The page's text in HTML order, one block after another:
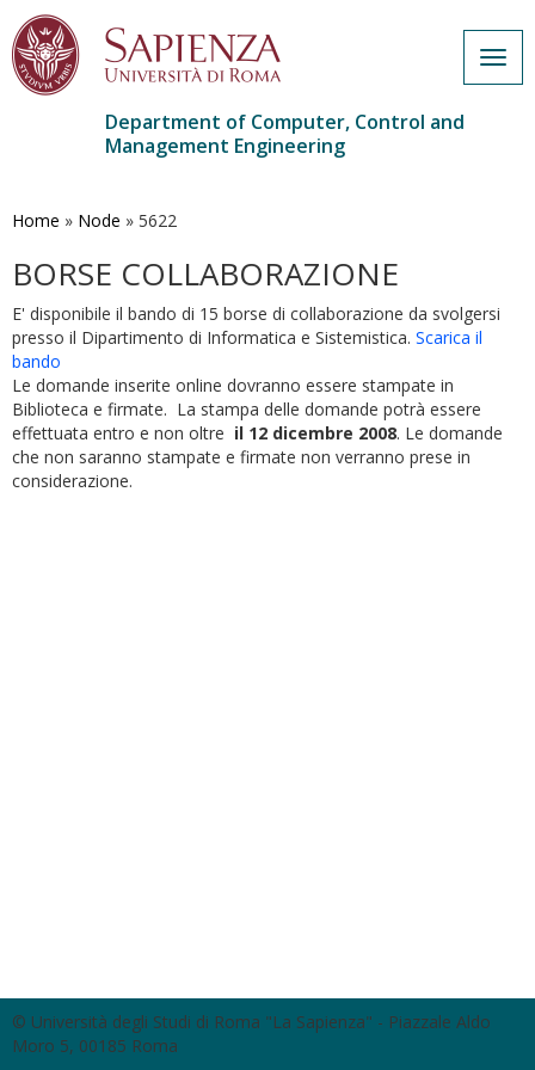
main
Department of Computer, Control and
Management Engineering
Home » Node » 5622
BORSE COLLABORAZIONE
E' disponibile il bando di 15 borse di collaborazione da svolgersi
presso il Dipartimento di Informatica e Sistemistica. Scarica il
bando
Le domande inserite online dovranno essere stampate in
Biblioteca e firmate. La stampa delle domande potrà essere
effettuata entro e non oltre il 12 dicembre 2008. Le domande
che non saranno stampate e firmate non verranno prese in
considerazione.
© Università degli Studi di Roma "La Sapienza" - Piazzale Aldo
Moro 5, 00185 Roma